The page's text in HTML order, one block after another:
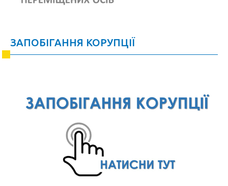
ЗАПОБІГАННЯ КОРУПЦІЇ